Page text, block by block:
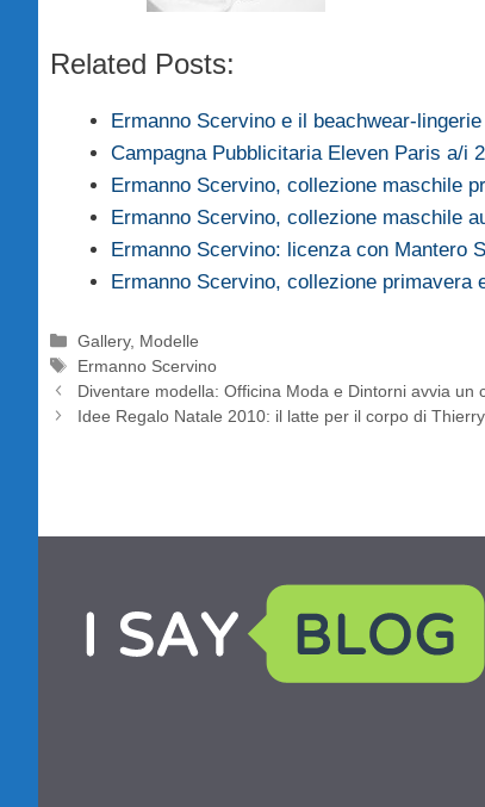
Related Posts:
Ermanno Scervino e il beachwear-
Campagna Pubblicitaria Eleven Paris a/i
Ermanno Scervino, collezione maschile
Ermanno Scervino, collezione maschile
Ermanno Scervino: licenza con Mantero
Ermanno Scervino, collezione primavera
Categorie
Gallery, Modelle
Tag
Ermanno Scervino
Diventare modella: Officina Moda e Dintorni avvia un
Idee Regalo Natale 2010: il latte per il corpo di